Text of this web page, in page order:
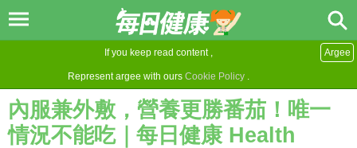
If you keep read content ,
Represent argee with ours Cookie Policy .
Argee
內服兼外敷，營養更勝番茄！唯一
情況不能吃｜每日健康 Health